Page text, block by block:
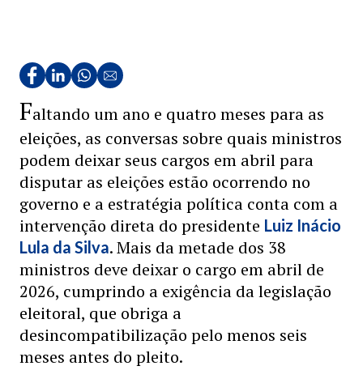
Faltando um ano e quatro meses para as
eleições, as conversas sobre quais ministros
podem deixar seus cargos em abril para
disputar as eleições estão ocorrendo no
governo e a estratégia política conta com a
intervenção direta do presidente Luiz Inácio
Lula da Silva. Mais da metade dos 38
ministros deve deixar o cargo em abril de
2026, cumprindo a exigência da legislação
eleitoral, que obriga a
desincompatibilização pelo menos seis
meses antes do pleito.